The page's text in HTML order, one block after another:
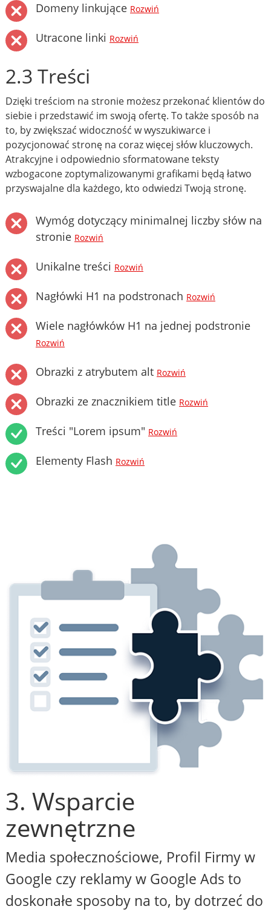
Domeny linkujące Rozwiń
Utracone linki Rozwiń
2.3 Treści
Dzięki treściom na stronie możesz przekonać klientów do
siebie i przedstawić im swoją ofertę. To także sposób na
to, by zwiększać widoczność w wyszukiwarce i
pozycjonować stronę na coraz więcej słów kluczowych.
Atrakcyjne i odpowiednio sformatowane teksty
wzbogacone zoptymalizowanymi grafikami będą łatwo
przyswajalne dla każdego, kto odwiedzi Twoją stronę.
Wymóg dotyczący minimalnej liczby słów na
stronie Rozwiń
Unikalne treści Rozwiń
Nagłówki H1 na podstronach Rozwiń
Wiele nagłówków H1 na jednej podstronie
Rozwiń
Obrazki z atrybutem alt Rozwiń
Obrazki ze znacznikiem title Rozwiń
Treści "Lorem ipsum" Rozwiń
Elementy Flash Rozwiń
3. Wsparcie
zewnętrzne
Media społecznościowe, Profil Firmy w
Google czy reklamy w Google Ads to
doskonałe sposoby na to, by dotrzeć do